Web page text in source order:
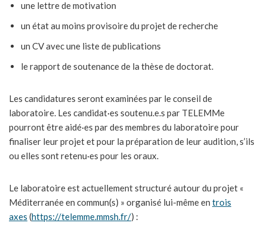
une lettre de motivation
un état au moins provisoire du projet de recherche
un CV avec une liste de publications
le rapport de soutenance de la thèse de doctorat.
Les candidatures seront examinées par le conseil de
laboratoire. Les candidat·es soutenu.e.s par TELEMMe
pourront être aidé·es par des membres du laboratoire pour
finaliser leur projet et pour la préparation de leur audition, s’ils
ou elles sont retenu·es pour les oraux.
Le laboratoire est actuellement structuré autour du projet «
Méditerranée en commun(s) » organisé lui-même en trois
axes (https://telemme.mmsh.fr/) :